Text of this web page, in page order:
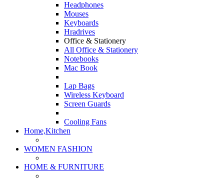
Headphones
Mouses
Keyboards
Hradrives
Office & Stationery
All Office & Stationery
Notebooks
Mac Book
Lap Bags
Wireless Keyboard
Screen Guards
Cooling Fans
Home,Kitchen
WOMEN FASHION
HOME & FURNITURE